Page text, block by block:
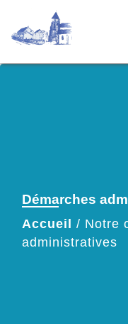
Démarches
Accueil / Notre
administratives